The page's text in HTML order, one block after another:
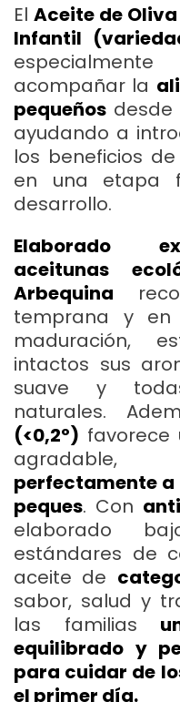
El Aceite de
Infantil
acompañar la
pequeños desde
ayudando a
los beneficios
en una etapa
desarrollo.
Elaborado
aceitunas
Arbequina
temprana y
maduración,
intactos sus
suave y
naturales.
(<0,2º) favorece
perfectamente a
peques. Con
elaborado
estándares de
aceite de
sabor, salud y
las familias
equilibrado y
para cuidar de
el primer día.